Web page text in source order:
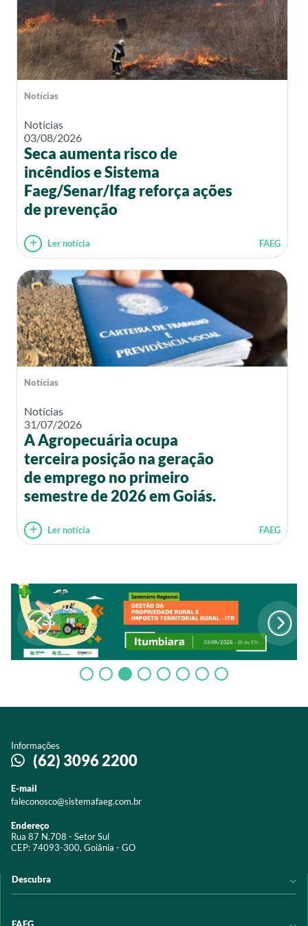
Notícias
Notícias
03/08/2026
Seca aumenta risco de
incêndios e Sistema
Faeg/Senar/Ifag reforça ações
de prevenção
Ler notícia FAEG
Notícias
Notícias
31/07/2026
A Agropecuária ocupa
terceira posição na geração
de emprego no primeiro
semestre de 2026 em Goiás.
Ler notícia FAEG
Informações
(62) 3096 2200
E-mail
faleconosco@sistemafaeg.com.br
Endereço
Rua 87 N.708 - Setor Sul
CEP: 74093-300, Goiânia - GO
Descubra